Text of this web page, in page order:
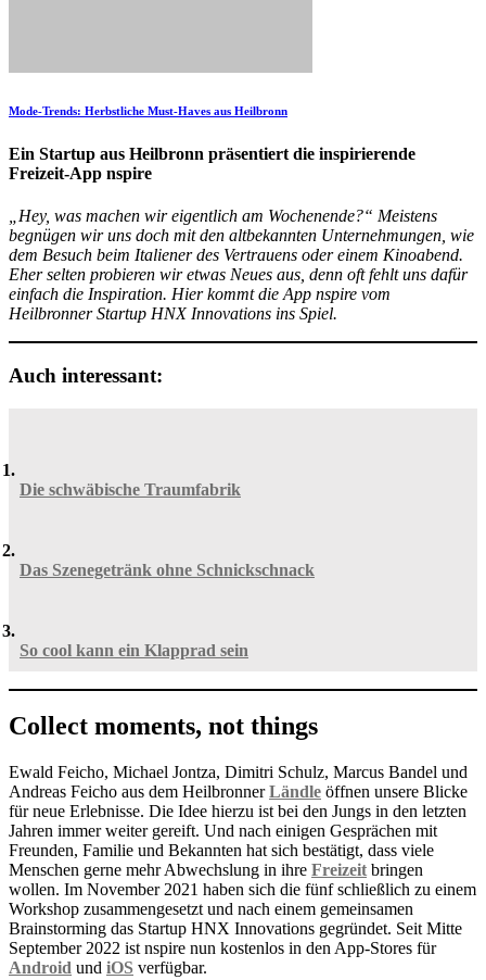
Mode-Trends: Herbstliche Must-Haves aus Heilbronn
Ein Startup aus Heilbronn präsentiert die inspirierende
Freizeit-App nspire
„Hey, was machen wir eigentlich am Wochenende?“ Meistens
begnügen wir uns doch mit den altbekannten Unternehmungen, wie
dem Besuch beim Italiener des Vertrauens oder einem Kinoabend.
Eher selten probieren wir etwas Neues aus, denn oft fehlt uns dafür
einfach die Inspiration. Hier kommt die App nspire vom
Heilbronner Startup HNX Innovations ins Spiel.
Auch interessant:
Die schwäbische Traumfabrik
Das Szenegetränk ohne Schnickschnack
So cool kann ein Klapprad sein
Collect moments, not things
Ewald Feicho, Michael Jontza, Dimitri Schulz, Marcus Bandel und
Andreas Feicho aus dem HeilbronnerLändle öffnen unsere Blicke
für neue Erlebnisse. Die Idee hierzu ist bei den Jungs in den letzten
Jahren immer weiter gereift. Und nach einigen Gesprächen mit
Freunden, Familie und Bekannten hat sich bestätigt, dass viele
Menschen gerne mehr Abwechslung in ihre Freizeit bringen
wollen. Im November 2021 haben sich die fünf schließlich zu einem
Workshop zusammengesetzt und nach einem gemeinsamen
Brainstorming das Startup HNX Innovations gegründet. Seit Mitte
September 2022 ist nspire nun kostenlos in den App-Stores für
Android und iOS verfügbar.